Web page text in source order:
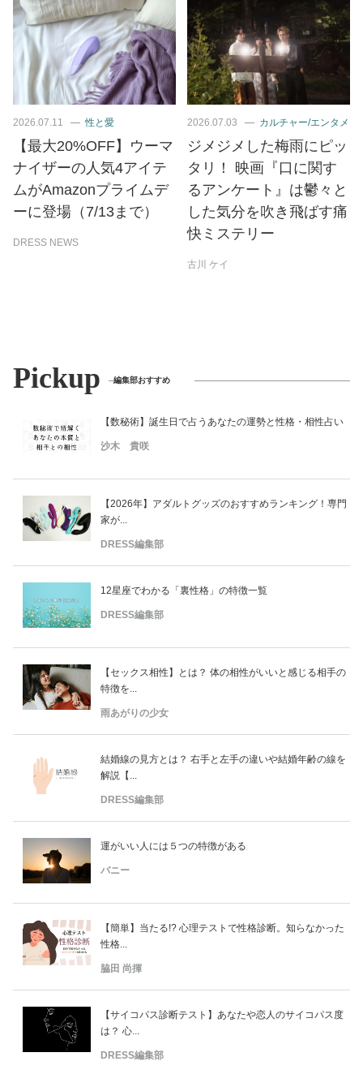
2026.07.11 性と愛
【最大20%OFF】ウーマ
ナイザーの人気4アイテ
ムがAmazonプライムデ
ーに登場（7/13まで）
DRESS NEWS
2026.07.03 カルチャー/エンタメ
ジメジメした梅雨にピッ
タリ！ 映画『口に関す
るアンケート』は鬱々と
した気分を吹き飛ばす痛
快ミステリー
古川 ケイ
Pickup 編集部おすすめ
【数秘術】誕生日で占うあなたの運勢と性格・相性占い
沙木 貴咲
【2026年】アダルトグッズのおすすめランキング！専門
家が...
DRESS編集部
12星座でわかる「裏性格」の特徴一覧
DRESS編集部
【セックス相性】とは？ 体の相性がいいと感じる相手の
特徴を...
雨あがりの少女
結婚線の見方とは？ 右手と左手の違いや結婚年齢の線を
解説【...
DRESS編集部
運がいい人には５つの特徴がある
バニー
【簡単】当たる!? 心理テストで性格診断。知らなかった
性格...
脇田 尚揮
【サイコパス診断テスト】あなたや恋人のサイコパス度
は？ 心...
DRESS編集部